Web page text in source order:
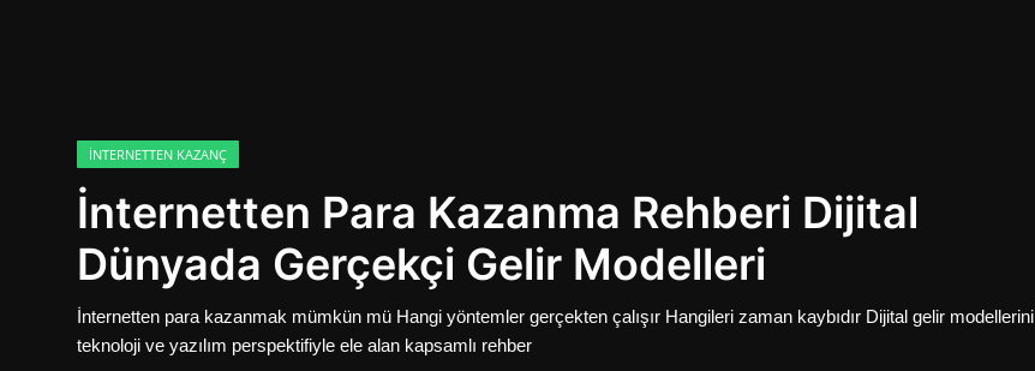
Aktüeller
E-Ticaret
İnternetten Kazanç
Otomotiv Teknolojileri
İNTERNETTEN KAZANÇ
İnternetten Para Kazanma Rehberi Dijital
Dünyada Gerçekçi Gelir Modelleri
İnternetten para kazanmak mümkün mü Hangi yöntemler gerçekten çalışır Hangileri zaman kaybıdır Dijital gelir modellerini
teknoloji ve yazılım perspektifiyle ele alan kapsamlı rehber